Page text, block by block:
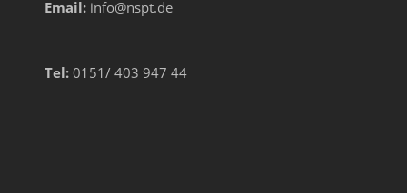
Email: info@nspt.de
Tel: 0151/ 403 947 44